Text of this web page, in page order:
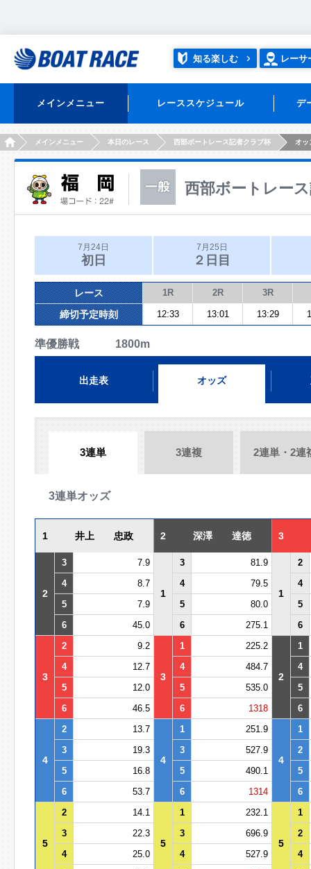
知る楽しむ レーサ
メインメニュー レーススケジュール デ
HOMEメインメニュー 本日のレース 西部ボートレース記者クラブ杯 オッ
西部ボートレー
7月24日
初日
7月25日
２日目
レース 1R 2R 3R
締切予定時刻 12:33 13:01 13:29
準優勝戦 1800m
出走表 オッズ
3連単 3連複 2連単・2連
3連単オッズ
1 井上 忠政 2 深澤 達徳 3
2
3 7.9
1
3 81.9
1
2
4
8.7 4 79.5
4
5
7.9 5 80.0
5
6
45.0 6 275.1 6
3
2 9.2
3
1 225.2
2
1
4
12.7 4 484.7
4
5
12.0 5 535.0
5
6
46.5 6 1318 6
4
2 13.7
4
1 251.9
4
1
3
19.3 3 527.9
2
5
16.8 5 490.1
5
6
53.7 6 1314 6
5
2 14.1
5
1 232.1
5
1
3
22.3 3 696.9
2
4
25.0 4 527.9
4